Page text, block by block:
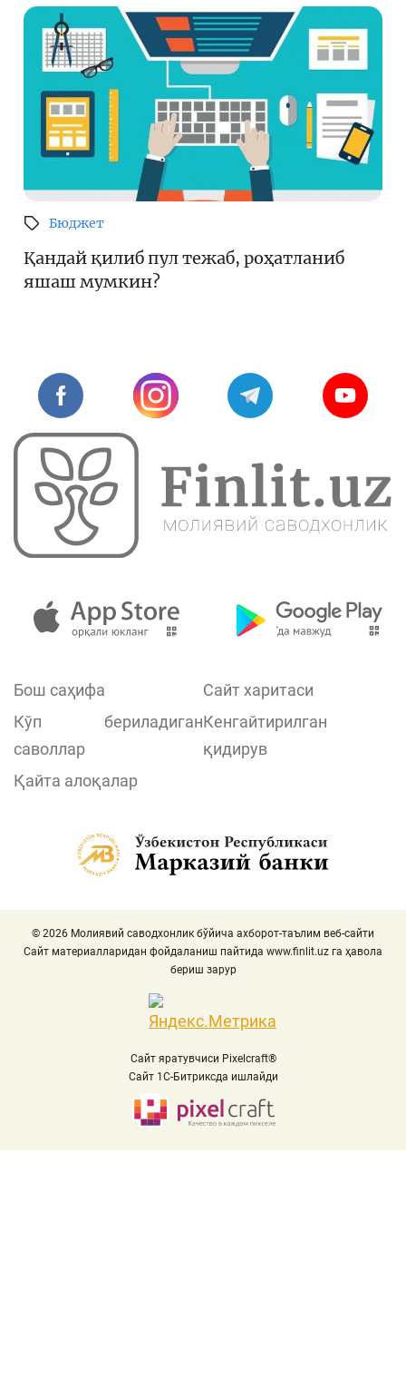
Бюджет
Қандай қилиб пул тежаб, роҳатланиб
яшаш мумкин?
Бош саҳифа
Сайт харитаси
Кўп бериладиган
саволлар
Кенгайтирилган
қидирув
Қайта алоқалар
© 2026 Молиявий саводхонлик бўйича ахборот-таълим веб-сайти
Сайт материалларидан фойдаланиш пайтида www.finlit.uz га ҳавола
бериш зарур
Сайт яратувчиси Pixelcraft®
Сайт 1C-Битриксда ишлайди